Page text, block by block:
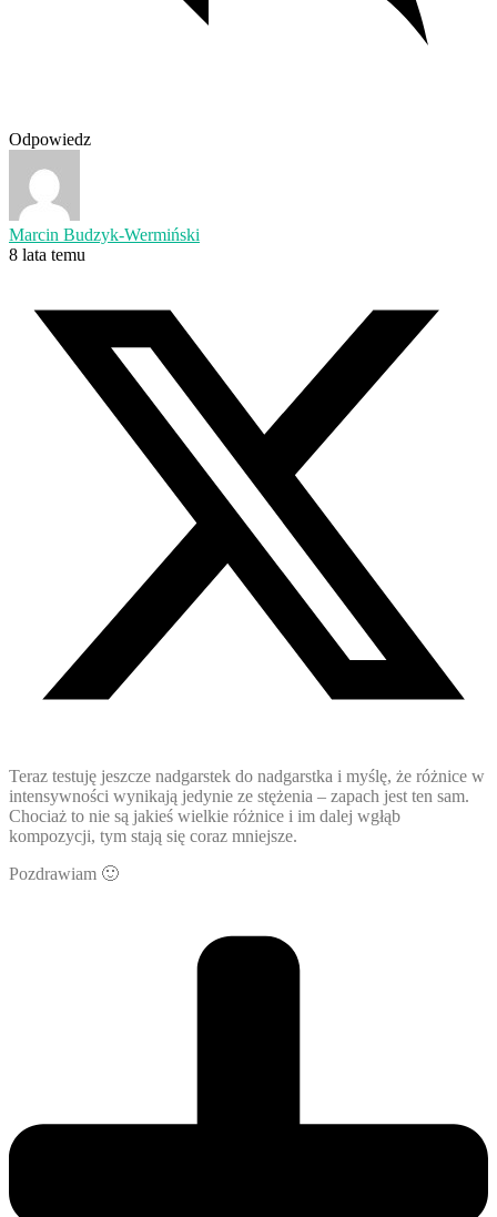
Odpowiedz
Marcin Budzyk-Wermiński
8 lata temu
Teraz testuję jeszcze nadgarstek do nadgarstka i myślę, że różnice w
intensywności wynikają jedynie ze stężenia – zapach jest ten sam.
Chociaż to nie są jakieś wielkie różnice i im dalej wgłąb
kompozycji, tym stają się coraz mniejsze.
Pozdrawiam 🙂